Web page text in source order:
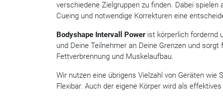
verschiedene Zielgruppen zu finden. Dabei
Cueing und notwendige Korrekturen eine
Bodyshape Intervall Powerist körperlich fordernd
und Deine Teilnehmer an Deine Grenzen und
Fettverbrennung und Muskelaufbau.
Wir nutzen eine übrigens Vielzahl von Geräten wie
Flexibar. Auch der eigene Körper wird als